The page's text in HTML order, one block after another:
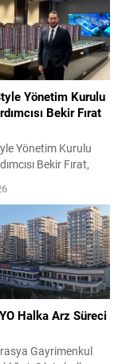
Yönetim Kurulu
Bekir Fırat
Yönetim Kurulu
Bekir Fırat,
pazarlama ve
aktif rol alan
üyeleri arasında
üretim ve proje
alanlarında
tecrübesi, bugün
temelini
Ocak 1990
doğan,
Halka Arz Süreci
Gayrimenkul